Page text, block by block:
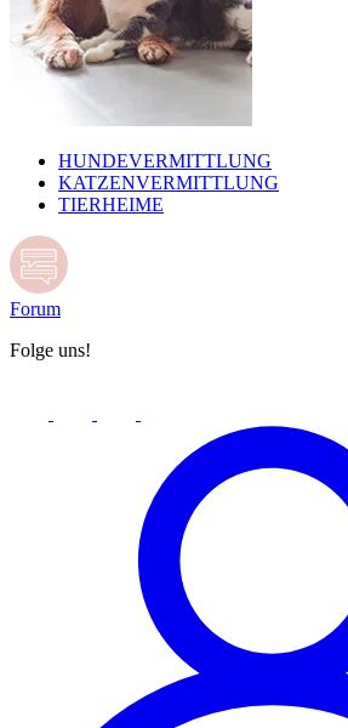
HUNDEVERMITTLUNG
KATZENVERMITTLUNG
TIERHEIME
Forum
Folge uns!